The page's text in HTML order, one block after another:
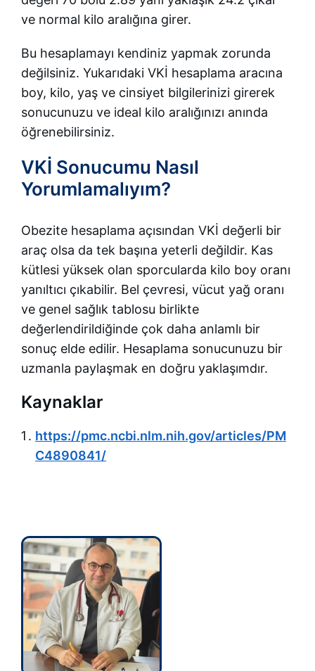
ve normal kilo aralığına girer.
Bu hesaplamayı kendiniz yapmak zorunda
değilsiniz. Yukarıdaki VKİ hesaplama aracına
boy, kilo, yaş ve cinsiyet bilgilerinizi girerek
sonucunuzu ve ideal kilo aralığınızı anında
öğrenebilirsiniz.
VKİ Sonucumu Nasıl
Yorumlamalıyım?
Obezite hesaplama açısından VKİ değerli bir
araç olsa da tek başına yeterli değildir. Kas
kütlesi yüksek olan sporcularda kilo boy oranı
yanıltıcı çıkabilir. Bel çevresi, vücut yağ oranı
ve genel sağlık tablosu birlikte
değerlendirildiğinde çok daha anlamlı bir
sonuç elde edilir. Hesaplama sonucunuzu bir
uzmanla paylaşmak en doğru yaklaşımdır.
Kaynaklar
https://pmc.ncbi.nlm.nih.gov/articles/PM
C4890841/